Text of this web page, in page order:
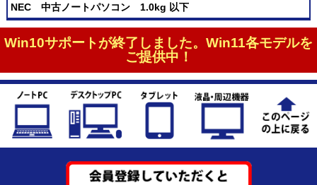
NEC 中古ノートパソコン 1.0kg 以下
Win10サポートが終了しました。Win11各モデルを
ご提供中！